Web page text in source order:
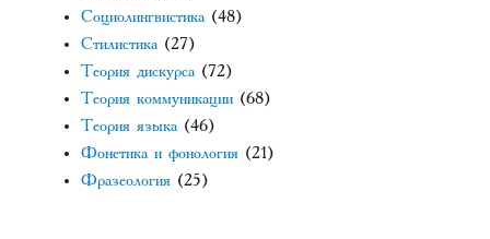
Социолингвистика (48)
Стилистика (27)
Теория дискурса (72)
Теория коммуникации (68)
Теория языка (46)
Фонетика и фонология (21)
Фразеология (25)